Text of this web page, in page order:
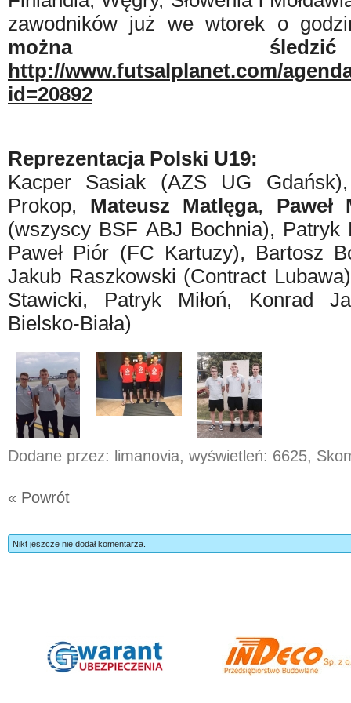
zawodników już we wtorek o
można
http://www.futsalplanet.com/
id=20892
Reprezentacja Polski U19:
Kacper Sasiak (AZS UG
Prokop, Mateusz Matlęga, Paweł
(wszyscy BSF ABJ Bochnia), Patryk
Paweł Piór (FC Kartuzy), Bartosz
Jakub Raszkowski (Contract
Stawicki, Patryk Miłoń, Konrad
Bielsko-Biała)
Dodane przez: limanovia, wyświetleń: 6625,
« Powrót
Nikt jeszcze nie dodał komentarza.